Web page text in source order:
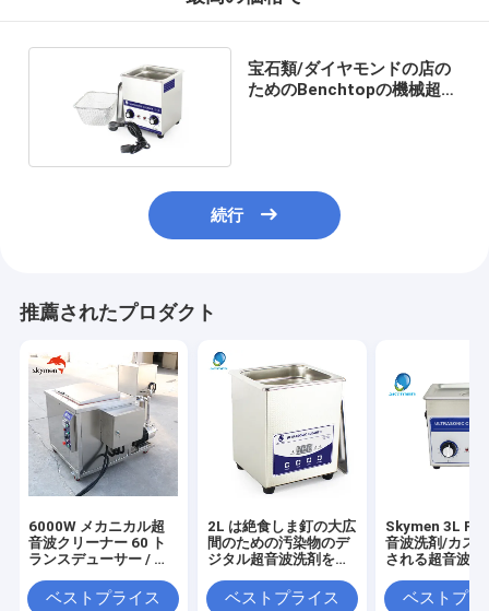
宝石類/ダイヤモンドの店の
ためのBenchtopの機械超音
続行
推薦されたプロダクト
6000W メカニカル超
音波クリーナー 60 ト
ランスデューサー / タ
ベストプライス
2L は絶食しま釘の大広
間のための汚染物のデ
ジタル超音波洗剤を取
ベストプライス
Skymen 3L
音波洗剤/カス
される超音波清
ベストプラ